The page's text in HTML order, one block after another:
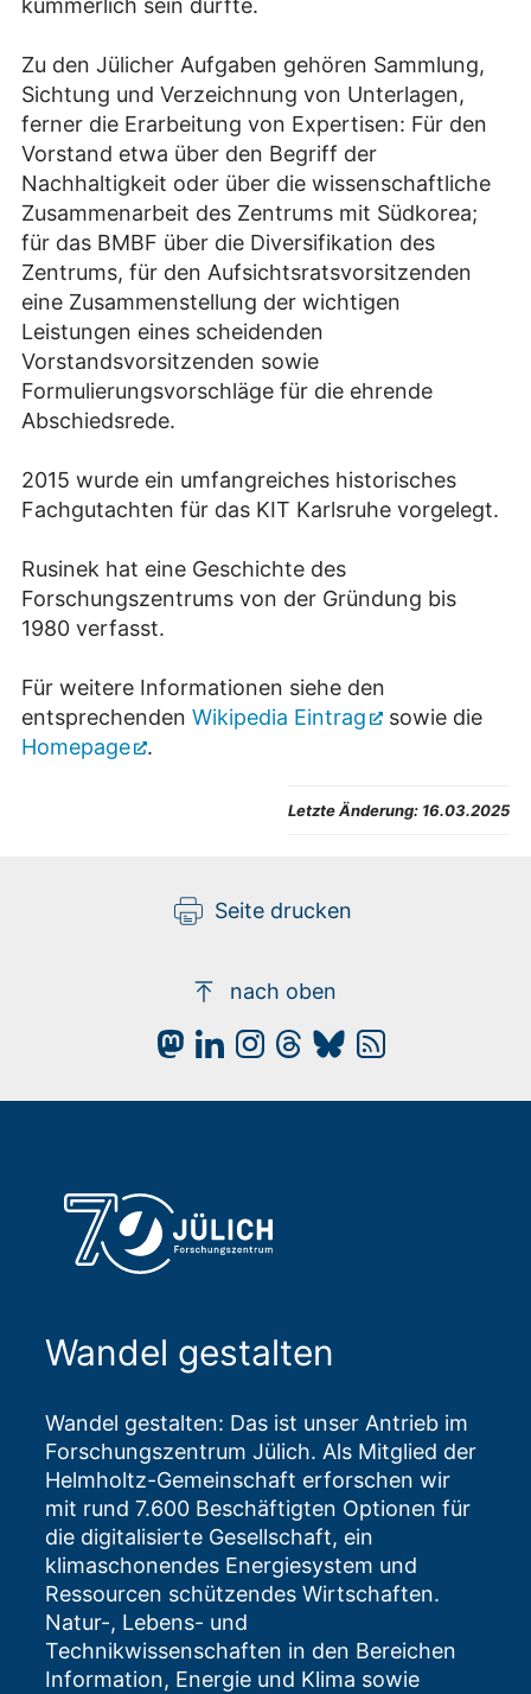
kümmerlich sein dürfte.
Zu den Jülicher Aufgaben gehören Sammlung,
Sichtung und Verzeichnung von Unterlagen,
ferner die Erarbeitung von Expertisen: Für den
Vorstand etwa über den Begriff der
Nachhaltigkeit oder über die wissenschaftliche
Zusammenarbeit des Zentrums mit Südkorea;
für das BMBF über die Diversifikation des
Zentrums, für den Aufsichtsratsvorsitzenden
eine Zusammenstellung der wichtigen
Leistungen eines scheidenden
Vorstandsvorsitzenden sowie
Formulierungsvorschläge für die ehrende
Abschiedsrede.
2015 wurde ein umfangreiches historisches
Fachgutachten für das KIT Karlsruhe vorgelegt.
Rusinek hat eine Geschichte des
Forschungszentrums von der Gründung bis
1980 verfasst.
Für weitere Informationen siehe den
entsprechenden Wikipedia Eintrag
sowie die
Homepage
.
Letzte Änderung: 16.03.2025
Seite drucken
nach oben
Wandel gestalten
Wandel gestalten: Das ist unser Antrieb im
Forschungszentrum Jülich. Als Mitglied der
Helmholtz-Gemeinschaft erforschen wir
mit rund 7.600 Beschäftigten Optionen für
die digitalisierte Gesellschaft, ein
klimaschonendes Energiesystem und
Ressourcen schützendes Wirtschaften.
Natur-, Lebens- und
Technikwissenschaften in den Bereichen
Information, Energie und Klima sowie